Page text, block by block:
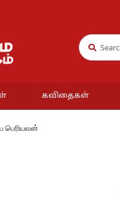
Search
for:
Search
கவிதைகள்
பெரியவன்